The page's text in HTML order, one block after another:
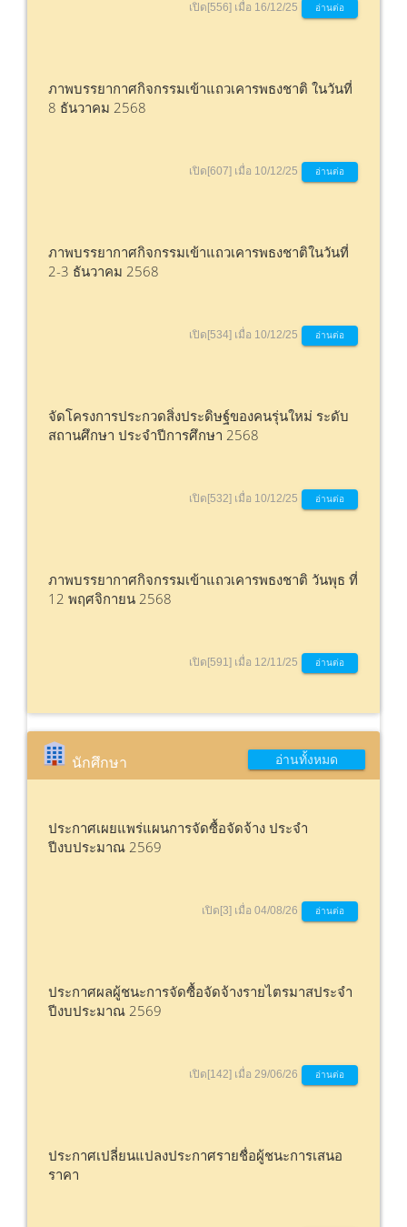
เปิด[556] เมื่อ 16/12/25 อ่านต่อ
ภาพบรรยากาศกิจกรรมเข้าแถวเคารพธงชาติ ในวันที่
8 ธันวาคม 2568
เปิด[607] เมื่อ 10/12/25 อ่านต่อ
ภาพบรรยากาศกิจกรรมเข้าแถวเคารพธงชาติในวันที่
2-3 ธันวาคม 2568
เปิด[534] เมื่อ 10/12/25 อ่านต่อ
จัดโครงการประกวดสิ่งประดิษฐ์ของคนรุ่นใหม่ ระดับ
สถานศึกษา ประจำปีการศึกษา 2568
เปิด[532] เมื่อ 10/12/25 อ่านต่อ
ภาพบรรยากาศกิจกรรมเข้าแถวเคารพธงชาติ วันพุธ ที่
12 พฤศจิกายน 2568
เปิด[591] เมื่อ 12/11/25 อ่านต่อ
นักศึกษา อ่านทั้งหมด
ประกาศเผยแพร่แผนการจัดซื้อจัดจ้าง ประจำ
ปีงบประมาณ 2569
เปิด[3] เมื่อ 04/08/26 อ่านต่อ
ประกาศผลผู้ชนะการจัดซื้อจัดจ้างรายไตรมาสประจำ
ปีงบประมาณ 2569
เปิด[142] เมื่อ 29/06/26 อ่านต่อ
ประกาศเปลี่ยนแปลงประกาศรายชื่อผู้ชนะการเสนอ
ราคา